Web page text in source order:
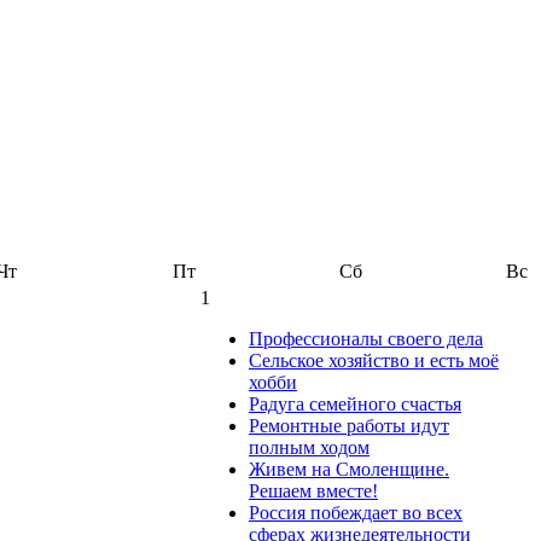
Пт Сб
Вс
1
Профессионалы своего дела
Сельское хозяйство и есть моё
хобби
Радуга семейного счастья
Ремонтные работы идут
полным ходом
Живем на Смоленщине.
Решаем вместе!
Россия побеждает во всех
сферах жизнедеятельности